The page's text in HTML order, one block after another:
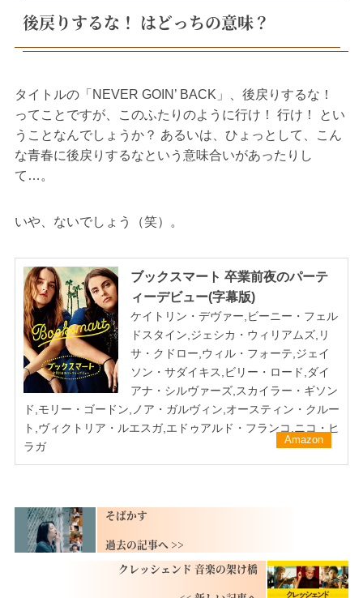
後戻りするな！ はどっちの意味？
タイトルの「NEVER GOIN’ BACK」、後戻りするな！
ってことですが、このふたりのように行け！ 行け！ とい
うことなんでしょうか？ あるいは、ひょっとして、こん
な青春に後戻りするなという意味合いがあったりし
て…。
いや、ないでしょう（笑）。
ブックスマート 卒業前夜のパーテ
ィーデビュー(字幕版)
ケイトリン・デヴァー,ビーニー・フェル
ドスタイン,ジェシカ・ウィリアムズ,リ
サ・クドロー,ウィル・フォーテ,ジェイ
ソン・サダイキス,ビリー・ロード,ダイ
アナ・シルヴァーズ,スカイラー・ギソン
ド,モリー・ゴードン,ノア・ガルヴィン,オースティン・クルー
ト,ヴィクトリア・ルエスガ,エドゥアルド・フランコ,ニコ・ヒ
ラガ
Amazon
そばかす
クレッシェンド 音楽の架け橋